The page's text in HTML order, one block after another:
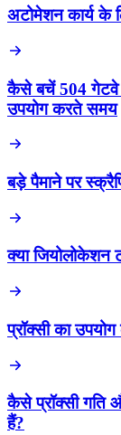
अटोमेशन कार्य के
कैसे बचें 504 गेटवे
उपयोग करते समय
बड़े पैमाने पर
क्या जियोलोकेशन
प्रॉक्सी का
कैसे प्रॉक्सी गति
हैं?